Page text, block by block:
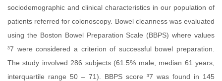
sociodemographic and clinical characteristics in our population of
patients referred for colonoscopy. Bowel cleanness was evaluated
using the Boston Bowel Preparation Scale (BBPS) where values
³7 were considered a criterion of successful bowel preparation.
The study involved 286 subjects (61.5% male, median 61 years,
interquartile range 50 – 71). BBPS score ³7 was found in 145